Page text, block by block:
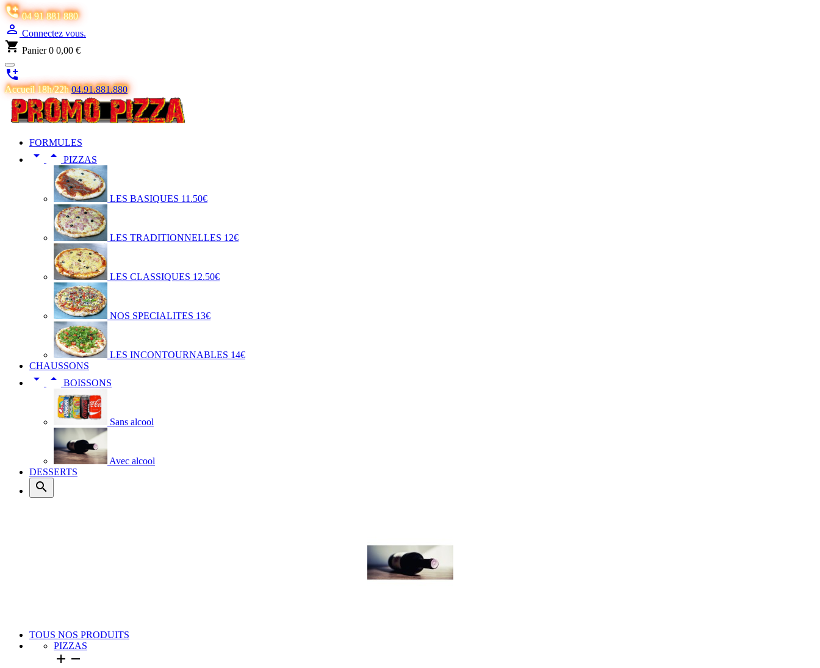
04 91 881 880
 Connectez vous.
shopping_cart Panier 0 0,00 €

Accueil 18h/22h04.91.881.880
FORMULES
  PIZZAS
LES BASIQUES 11.50€
LES TRADITIONNELLES 12€
LES CLASSIQUES 12.50€
NOS SPECIALITES 13€
LES INCONTOURNABLES 14€
CHAUSSONS
  BOISSONS
Sans alcool
Avec alcool
DESSERTS

TOUS NOS PRODUITS
PIZZAS
 